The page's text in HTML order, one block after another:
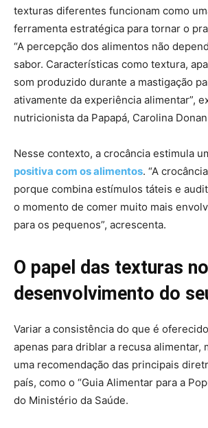
texturas diferentes funcionam como
ferramenta estratégica para tornar o
“A percepção dos alimentos não
sabor. Características como textura,
som produzido durante a mastigação
ativamente da experiência alimentar”,
nutricionista da Papapá, Carolina
Nesse contexto, a crocância estimula
positiva com os alimentos. “A
porque combina estímulos táteis e
o momento de comer muito mais
para os pequenos”, acrescenta.
O papel das texturas no
desenvolvimento do
Variar a consistência do que é
apenas para driblar a recusa alimentar,
uma recomendação das principais
país, como o “Guia Alimentar para a
do Ministério da Saúde.